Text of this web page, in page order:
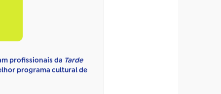
profissionais da Tarde
programa cultural de